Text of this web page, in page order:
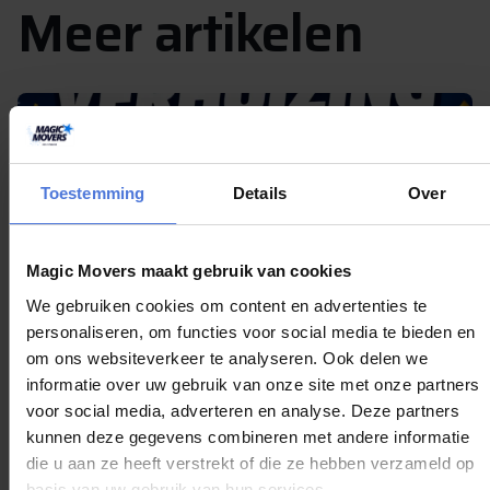
Toestemming Details Over
Magic Movers maakt gebruik van cookies
We gebruiken cookies om content en advertenties te
personaliseren, om functies voor social media te bieden en
om ons websiteverkeer te analyseren. Ook delen we
informatie over uw gebruik van onze site met onze partners
voor social media, adverteren en analyse. Deze partners
kunnen deze gegevens combineren met andere informatie
die u aan ze heeft verstrekt of die ze hebben verzameld op
Meer artikelen
juli 30, 2026
Wie wint onze Slagharen-winactie? Op 1
augustus maken we de winnaar bekend!
De spanning loopt op, want de winnaar van onze